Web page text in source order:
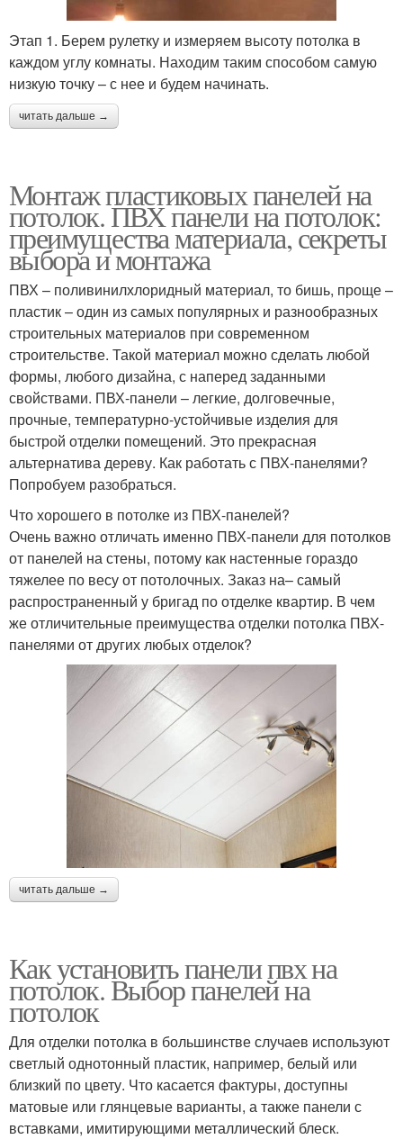
Этап 1. Берем рулетку и измеряем высоту потолка в
каждом углу комнаты. Находим таким способом самую
низкую точку – с нее и будем начинать.
читать дальше →
Монтаж пластиковых панелей на
потолок. ПВХ панели на потолок:
преимущества материала, секреты
выбора и монтажа
ПВХ – поливинилхлоридный материал, то бишь, проще –
пластик – один из самых популярных и разнообразных
строительных материалов при современном
строительстве. Такой материал можно сделать любой
формы, любого дизайна, с наперед заданными
свойствами. ПВХ-панели – легкие, долговечные,
прочные, температурно-устойчивые изделия для
быстрой отделки помещений. Это прекрасная
альтернатива дереву. Как работать с ПВХ-панелями?
Попробуем разобраться.
Что хорошего в потолке из ПВХ-панелей?
Очень важно отличать именно ПВХ-панели для потолков
от панелей на стены, потому как настенные гораздо
тяжелее по весу от потолочных. Заказ на– самый
распространенный у бригад по отделке квартир. В чем
же отличительные преимущества отделки потолка ПВХ-
панелями от других любых отделок?
читать дальше →
Как установить панели пвх на
потолок. Выбор панелей на
потолок
Для отделки потолка в большинстве случаев используют
светлый однотонный пластик, например, белый или
близкий по цвету. Что касается фактуры, доступны
матовые или глянцевые варианты, а также панели с
вставками, имитирующими металлический блеск.